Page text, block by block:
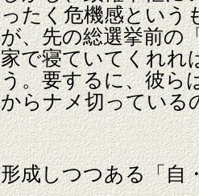
ったく危機感という
が、先の総選挙前の
家で寝ていてくれれ
う。要するに、彼ら
からナメ切っている
形成しつつある「自